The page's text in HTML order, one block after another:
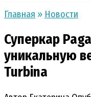
Главная » Новости
Суперкар
уникальную
Turbina